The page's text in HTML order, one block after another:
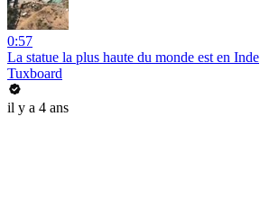
0:57
La statue la plus haute du monde est en Inde
Tuxboard
il y a 4 ans